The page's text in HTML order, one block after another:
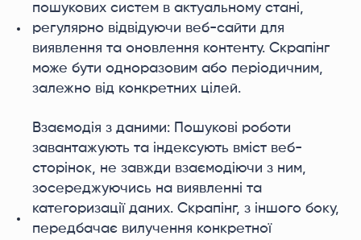
пошукових систем в актуальному стані,
регулярно відвідуючи веб-сайти для
виявлення та оновлення контенту. Скрапінг
може бути одноразовим або періодичним,
залежно від конкретних цілей.
Взаємодія з даними: Пошукові роботи
завантажують та індексують вміст веб-
сторінок, не завжди взаємодіючи з ним,
зосереджуючись на виявленні та
категоризації даних. Скрапінг, з іншого боку,
передбачає вилучення конкретної